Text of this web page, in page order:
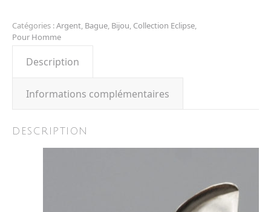
Catégories :Argent, Bague, Bijou, Collection Eclipse,
Pour Homme
Description
Informations complémentaires
DESCRIPTION